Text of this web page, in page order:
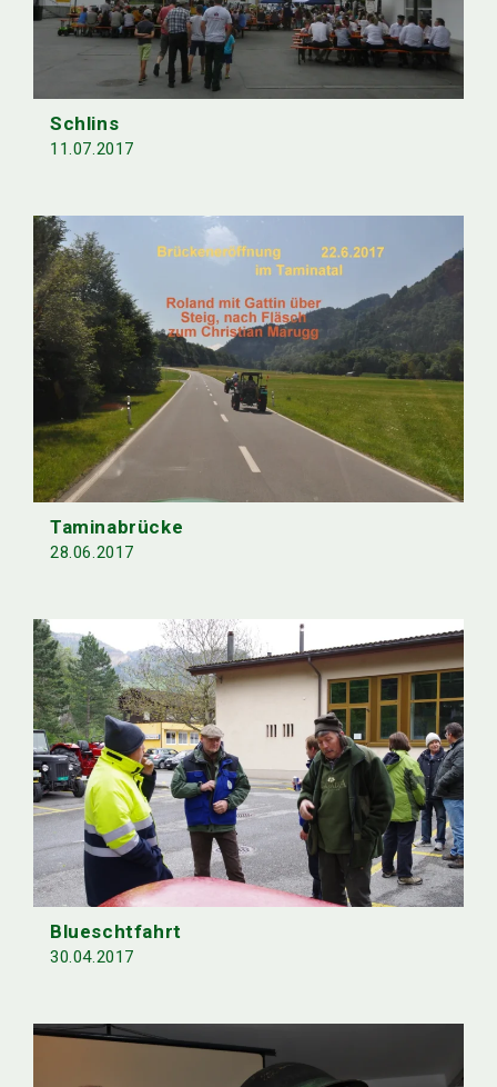
Schlins
11.07.2017
Taminabrücke
28.06.2017
Blueschtfahrt
30.04.2017